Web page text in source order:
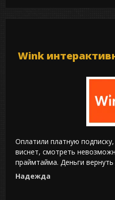
Wink
Оплатили платную
виснет, смотреть
праймтайма. Деньги
Надежда